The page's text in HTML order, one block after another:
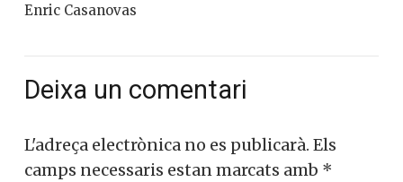
Enric Casanovas
Deixa un comentari
L'adreça electrònica no es publicarà. Els
camps necessaris estan marcats amb *